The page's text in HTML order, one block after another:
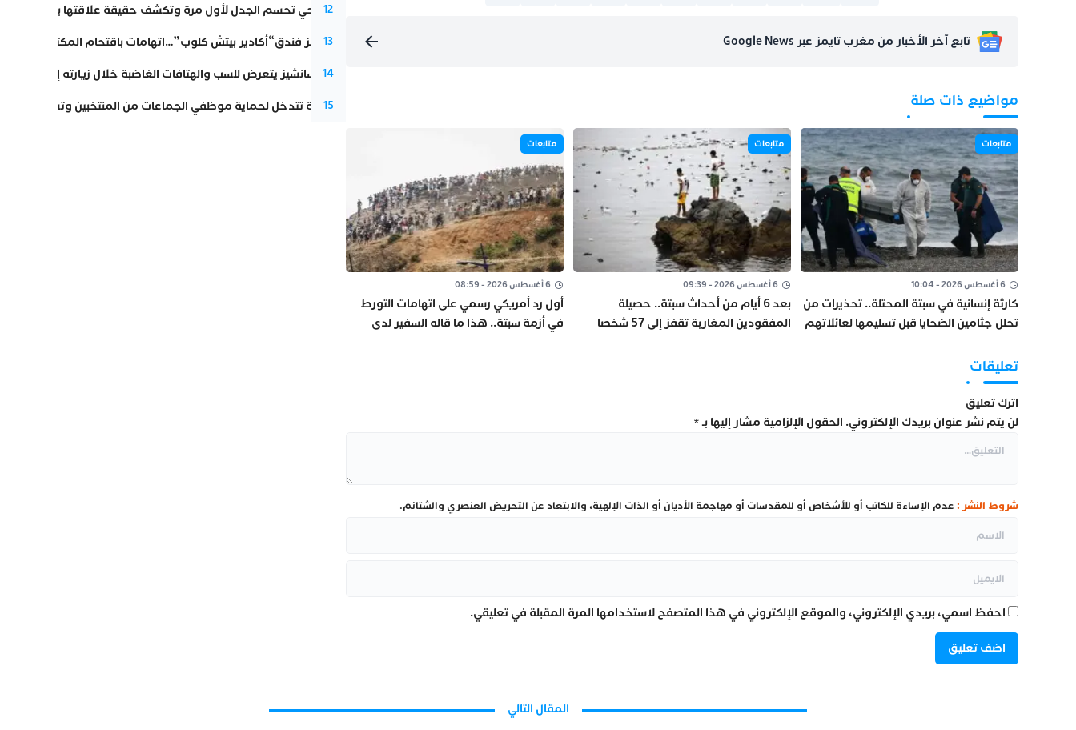
تابع آخر الأخبار من مغرب تايمز عبر Google News
مواضيع ذات صلة
متابعات
6 أغسطس 2026 - 10:04
كارثة إنسانية في سبتة المحتلة.. تحذيرات من
تحلل جثامين الضحايا قبل تسليمها لعائلاتهم
متابعات
6 أغسطس 2026 - 09:39
بعد 6 أيام من أحداث سبتة.. حصيلة
المفقودين المغاربة تقفز إلى 57 شخصا
متابعات
6 أغسطس 2026 - 08:59
أول رد أمريكي رسمي على اتهامات التورط
في أزمة سبتة.. هذا ما قاله السفير لدى
تعليقات
اترك تعليق
لن يتم نشر عنوان بريدك الإلكتروني. الحقول الإلزامية مشار إليها بـ*
شروط النشر : عدم الإساءة للكاتب أو للأشخاص أو للمقدسات أو مهاجمة الأديان أو الذات الإلهية، والابتعاد عن التحريض العنصري والشتائم.
احفظ اسمي، بريدي الإلكتروني، والموقع الإلكتروني في هذا المتصفح لاستخدامها المرة المقبلة في تعليقي.
12
نورا فتحي تحسم الجدل لأول مرة وتكشف حقيقة علاقتها بياسين بونو
13
أزمة تهز فندق“أكادير بيتش كلوب”…اتهامات باقتحام المكتب النقابي
14
بيدرو سانشيز يتعرض للسب والهتافات الغاضبة خلال زيارته إلى سبتة
15
الداخلية تتدخل لحماية موظفي الجماعات من المنتخبين وتسحب ملف
المقال التالي